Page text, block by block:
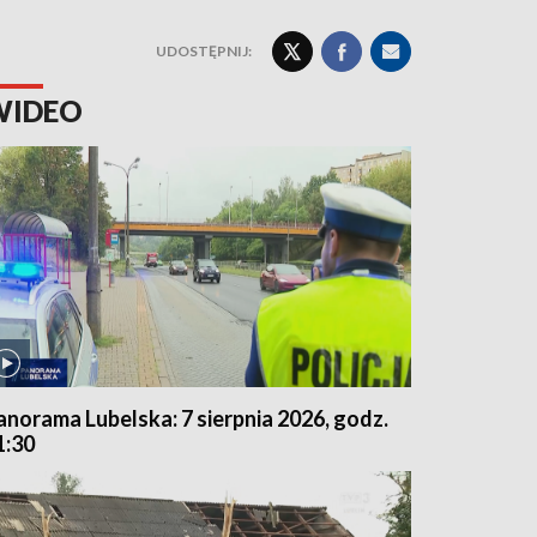
UDOSTĘPNIJ:
Lubelska: 7 sierpnia 2026, godz.